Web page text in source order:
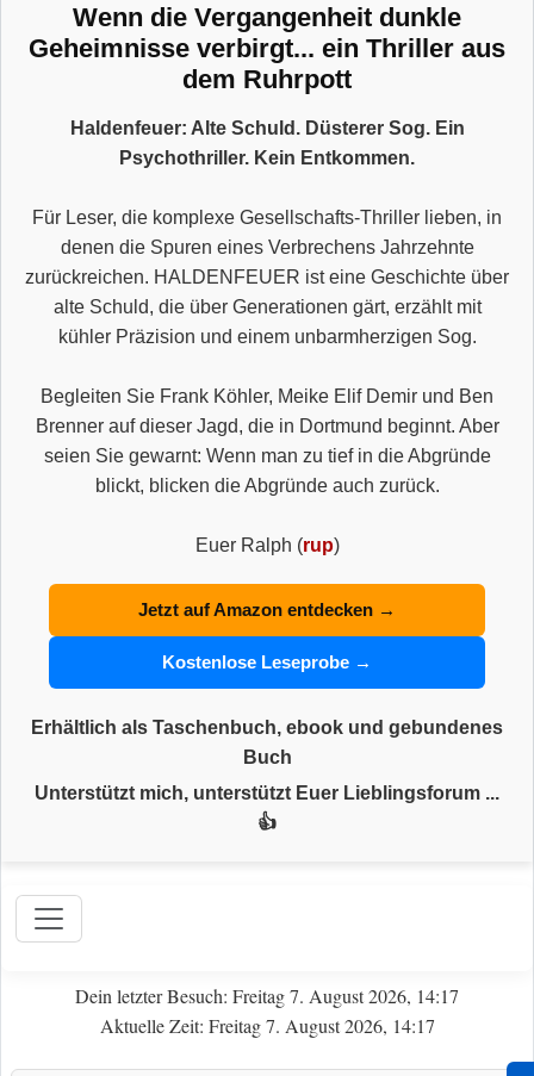
Wenn die Vergangenheit dunkle
Geheimnisse verbirgt... ein Thriller aus
dem Ruhrpott
Haldenfeuer: Alte Schuld. Düsterer Sog. Ein
Psychothriller. Kein Entkommen.
Für Leser, die komplexe Gesellschafts-Thriller lieben, in
denen die Spuren eines Verbrechens Jahrzehnte
zurückreichen. HALDENFEUER ist eine Geschichte über
alte Schuld, die über Generationen gärt, erzählt mit
kühler Präzision und einem unbarmherzigen Sog.
Begleiten Sie Frank Köhler, Meike Elif Demir und Ben
Brenner auf dieser Jagd, die in Dortmund beginnt. Aber
seien Sie gewarnt: Wenn man zu tief in die Abgründe
blickt, blicken die Abgründe auch zurück.
Euer Ralph (rup)
Jetzt auf Amazon entdecken →
Kostenlose Leseprobe →
Erhältlich als Taschenbuch, ebook und gebundenes
Buch
Unterstützt mich, unterstützt Euer Lieblingsforum ...
👍
Dein letzter Besuch: Freitag 7. August 2026, 14:17
Aktuelle Zeit: Freitag 7. August 2026, 14:17